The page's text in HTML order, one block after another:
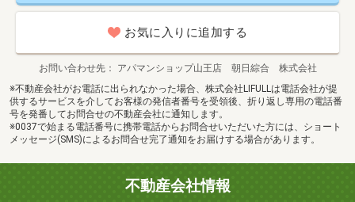
お気に入りに追加する
お問い合わせ先
アパマンショップ山王店 朝日綜合 株式会社
※不動産会社がお電話に出られなかった場合、株式会社LIFULLは電話会社が提
供するサービスを介してお客様の発信者番号を受領後、折り返し専用の電話番
号を発番してお問合せの不動産会社に通知します。
※0037で始まる電話番号に携帯電話からお問合せいただいた方には、ショート
メッセージ(SMS)によるお問合せ完了通知をお届けする場合があります。
不動産会社情報